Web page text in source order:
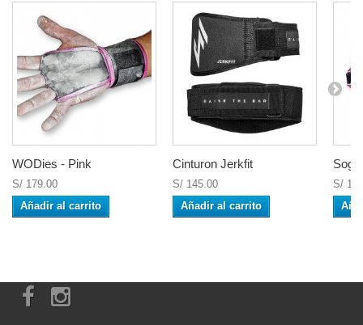
WODies - Pink
S/ 179.00
Añadir al carrito
Cinturon Jerkfit
S/ 145.00
Añadir al carrito
S/